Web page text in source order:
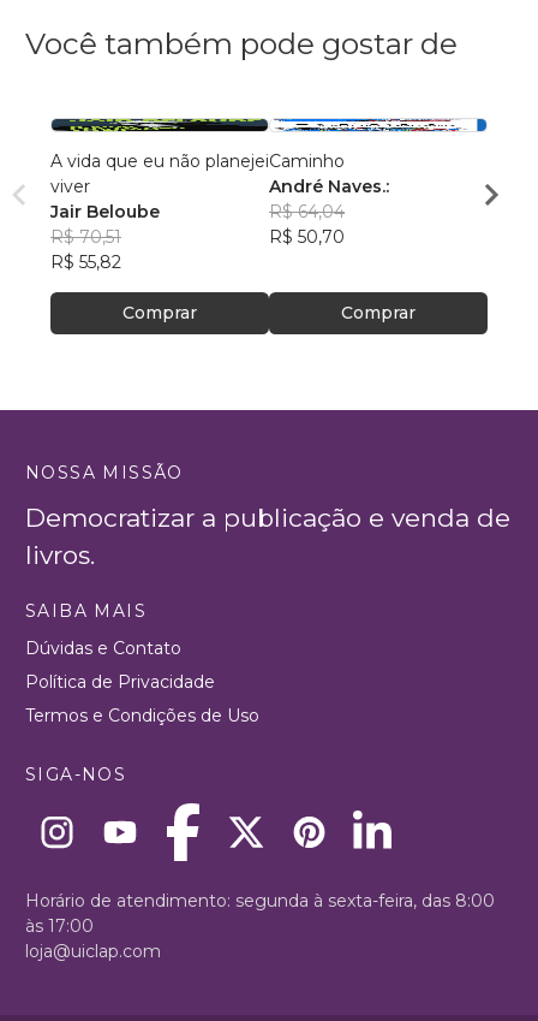
Você também pode gostar de
A vida que eu não planejei
viver
Jair Beloube
R$ 70,51
R$ 55,82
Comprar
Caminho
André Naves.:
R$ 64,04
R$ 50,70
Comprar
NOSSA MISSÃO
Democratizar a publicação e venda de
livros.
SAIBA MAIS
Dúvidas e Contato
Política de Privacidade
Termos e Condições de Uso
SIGA-NOS
Horário de atendimento: segunda à sexta-feira, das 8:00
às 17:00
loja@uiclap.com